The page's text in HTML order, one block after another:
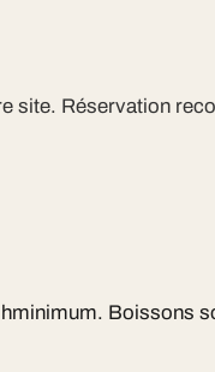
site. Réservation
Boissons